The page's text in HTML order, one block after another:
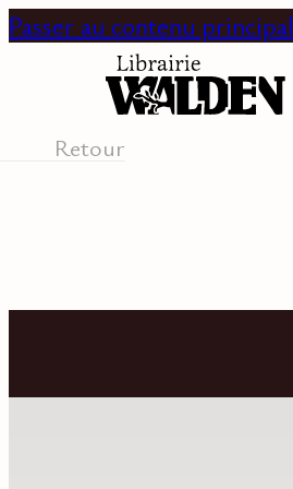
Passer au contenu principal
Retour